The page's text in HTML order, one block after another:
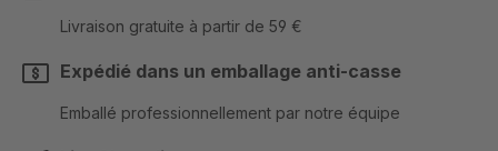
Livraison gratuite à partir de 59 €
Expédié dans un emballage anti-casse
Emballé professionnellement par notre équipe